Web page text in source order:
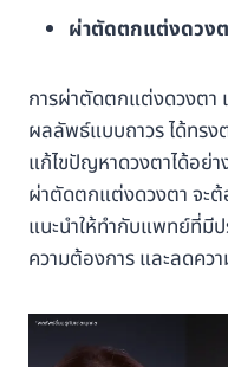
ผ่าตัดตกแต่งดวง
การผ่าตัดตกแต่งดวงตา
ผลลัพธ์แบบถาวร ได้ทรง
แก้ไขปัญหาดวงตาได้อย่
ผ่าตัดตกแต่งดวงตา จะต้
แนะนำให้ทำกับแพทย์ที่มี
ความต้องการ และลดคว